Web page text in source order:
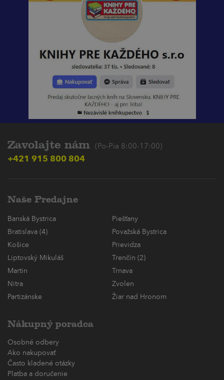
Zavolajte nám (Po-Pia 8:00-17:00)
+421 915 800 804
Naše Predajne
Banská Bystrica
Piešťany
Bratislava (4)
Považská Bystrica
Košice
Prievidza
Liptovský Mikuláš
Trenčín (2)
Martin
Trnava
Nitra
Zvolen
Partizánske
Žiar nad Hronom
Nákupný poradca
Osobné odbery
Ako nakupovať
Často kladené otázky
Platba a doručenie